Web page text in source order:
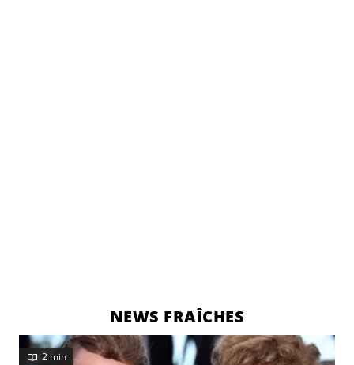
NEWS FRAÎCHES
2 min